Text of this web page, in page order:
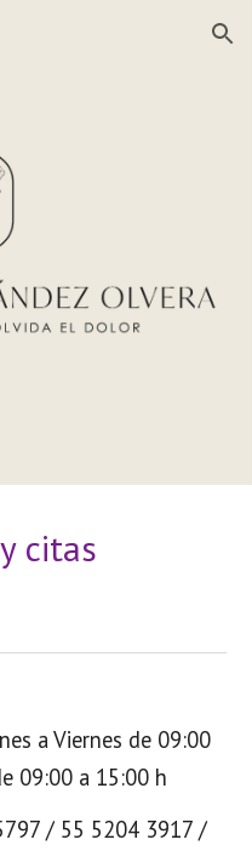
Skip to navigation
citas
a Viernes de 09:00
09:00 a 15:00 h
/ 55 5204 3917 /